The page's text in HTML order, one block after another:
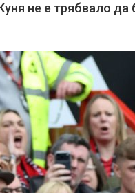
не е трябвало да